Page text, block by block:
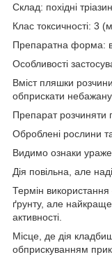
Склад: похідні
Клас токсичності: 3
Препаратна форма:
Особливості
Вміст пляшки
обприскати небажану
Препарат розчиняти
Оброблені рослини
Видимо ознаки
Дія повільна, але
Термін використання
ґрунту, але
активності.
Місце, де дія
обприскуванням